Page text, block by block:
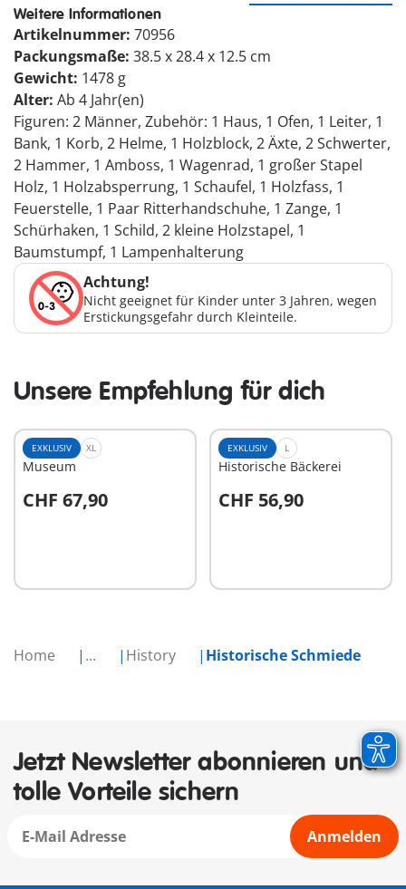
Home ... History Historische Schmiede
Weitere Informationen
Artikelnummer: 70956
Packungsmaße: 38.5 x 28.4 x 12.5 cm
Gewicht: 1478 g
Alter: Ab 4 Jahr(en)
Figuren: 2 Männer, Zubehör: 1 Haus, 1 Ofen, 1 Leiter, 1
Bank, 1 Korb, 2 Helme, 1 Holzblock, 2 Äxte, 2 Schwerter,
2 Hammer, 1 Amboss, 1 Wagenrad, 1 großer Stapel
Holz, 1 Holzabsperrung, 1 Schaufel, 1 Holzfass, 1
Feuerstelle, 1 Paar Ritterhandschuhe, 1 Zange, 1
Schürhaken, 1 Schild, 2 kleine Holzstapel, 1
Baumstumpf, 1 Lampenhalterung
Achtung!
Nicht geeignet für Kinder unter 3 Jahren, wegen
Erstickungsgefahr durch Kleinteile.
Unsere Empfehlung für dich
EXKLUSIV XL
Museum
CHF 67,90
In den Warenkorb
EXKLUSIV L
Historische Bäckerei
CHF 56,90
In den Warenkorb
Jetzt Newsletter abonnieren und
tolle Vorteile sichern
Anmelden